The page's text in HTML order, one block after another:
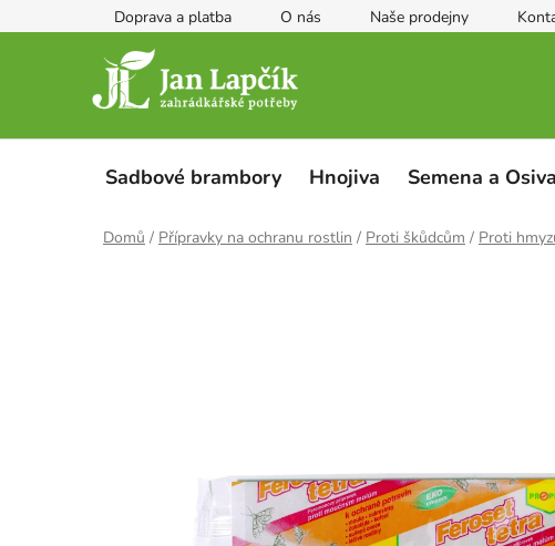
na
Doprava a platba O nás Naše prodejny
Sadbové brambory Hnojiva Semena a Osiva
Domů / Přípravky na ochranu rostlin / Proti škůdcům / Proti